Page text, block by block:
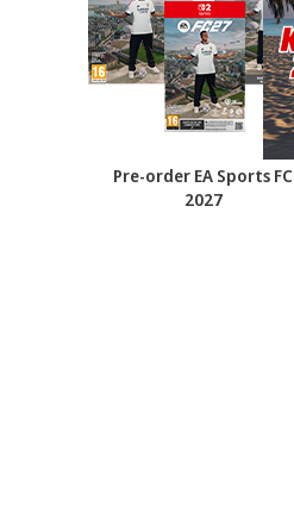
Pre-order EA Sports FC
2027